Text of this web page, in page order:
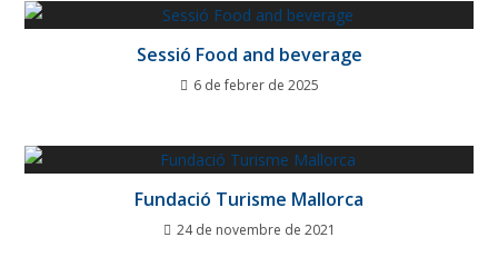
Sessió Food and beverage
6 de febrer de 2025
Fundació Turisme Mallorca
24 de novembre de 2021